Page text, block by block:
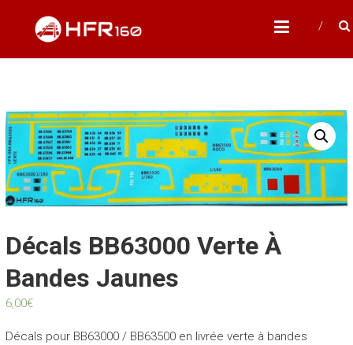
content
HFR160
Modélisme ferroviaire à l'échelle N
Décals BB63000 Verte À
Bandes Jaunes
6,00€
Décals pour BB63000 / BB63500 en livrée verte à bandes